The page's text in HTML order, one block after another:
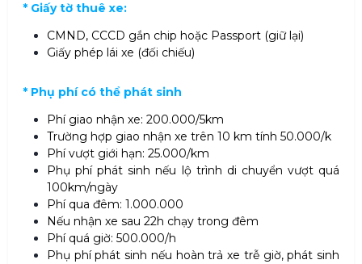
* Giấy tờ thuê xe:
CMND, CCCD gắn chip hoặc Passport (giữ lại)
Giấy phép lái xe (đối chiếu)
* Phụ phí có thể phát sinh
Phí giao nhận xe: 200.000/5km
Trường hợp giao nhận xe trên 10 km tính 50.000/k
Phí vượt giới hạn: 25.000/km
Phụ phí phát sinh nếu lộ trình di chuyển vượt quá
100km/ngày
Phí qua đêm: 1.000.000
Nếu nhận xe sau 22h chạy trong đêm
Phí quá giờ: 500.000/h
Phụ phí phát sinh nếu hoàn trả xe trễ giờ, phát sinh